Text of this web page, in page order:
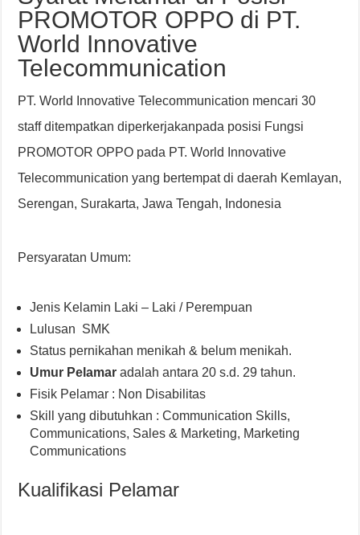
PROMOTOR OPPO di PT.
World Innovative
Telecommunication
PT. World Innovative Telecommunication mencari 30
staff ditempatkan diperkerjakanpada posisi Fungsi
PROMOTOR OPPO pada PT. World Innovative
Telecommunication yang bertempat di daerah Kemlayan,
Serengan, Surakarta, Jawa Tengah, Indonesia
Persyaratan Umum:
Jenis Kelamin Laki – Laki / Perempuan
Lulusan SMK
Status pernikahan menikah & belum menikah.
Umur Pelamaradalah antara 20 s.d. 29 tahun.
Fisik Pelamar : Non Disabilitas
Skill yang dibutuhkan : Communication Skills,
Communications, Sales & Marketing, Marketing
Communications
Kualifikasi Pelamar